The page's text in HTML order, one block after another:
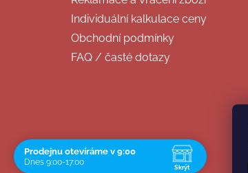
Individuální kalkulace ceny
Obchodní podmínky
FAQ / časté dotazy
Prodejnu otevíráme v 9:00
Dnes 9:00-17:00
Skrýt